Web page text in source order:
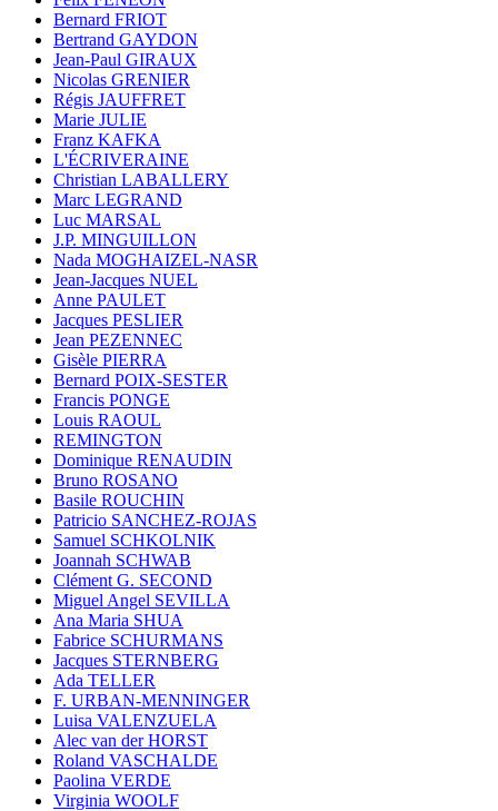
Bernard FRIOT
Bertrand GAYDON
Jean-Paul GIRAUX
Nicolas GRENIER
Régis JAUFFRET
Marie JULIE
Franz KAFKA
L'ÉCRIVERAINE
Christian LABALLERY
Marc LEGRAND
Luc MARSAL
J.P. MINGUILLON
Nada MOGHAIZEL-NASR
Jean-Jacques NUEL
Anne PAULET
Jacques PESLIER
Jean PEZENNEC
Gisèle PIERRA
Bernard POIX-SESTER
Francis PONGE
Louis RAOUL
REMINGTON
Dominique RENAUDIN
Bruno ROSANO
Basile ROUCHIN
Patricio SANCHEZ-ROJAS
Samuel SCHKOLNIK
Joannah SCHWAB
Clément G. SECOND
Miguel Angel SEVILLA
Ana Maria SHUA
Fabrice SCHURMANS
Jacques STERNBERG
Ada TELLER
F. URBAN-MENNINGER
Luisa VALENZUELA
Alec van der HORST
Roland VASCHALDE
Paolina VERDE
Virginia WOOLF